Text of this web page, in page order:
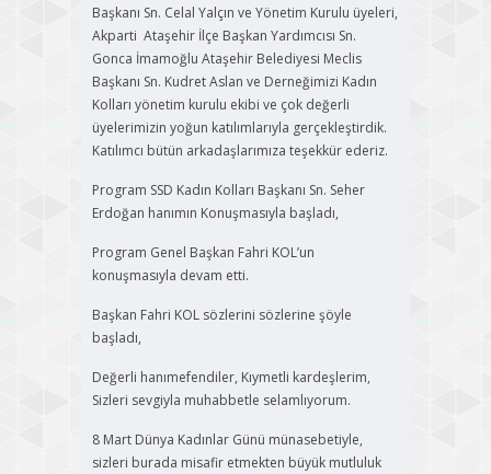
Başkanı Sn. Celal Yalçın ve Yönetim Kurulu üyeleri,
Akparti Ataşehir İlçe Başkan Yardımcısı Sn.
Gonca İmamoğlu Ataşehir Belediyesi Meclis
Başkanı Sn. Kudret Aslan ve Derneğimizi Kadın
Kolları yönetim kurulu ekibi ve çok değerli
üyelerimizin yoğun katılımlarıyla gerçekleştirdik.
Katılımcı bütün arkadaşlarımıza teşekkür ederiz.
Program SSD Kadın Kolları Başkanı Sn. Seher
Erdoğan hanımın Konuşmasıyla başladı,
Program Genel Başkan Fahri KOL’un
konuşmasıyla devam etti.
Başkan Fahri KOL sözlerini sözlerine şöyle
başladı,
Değerli hanımefendiler, Kıymetli kardeşlerim,
Sizleri sevgiyla muhabbetle selamlıyorum.
8 Mart Dünya Kadınlar Günü münasebetiyle,
sizleri burada misafir etmekten büyük mutluluk